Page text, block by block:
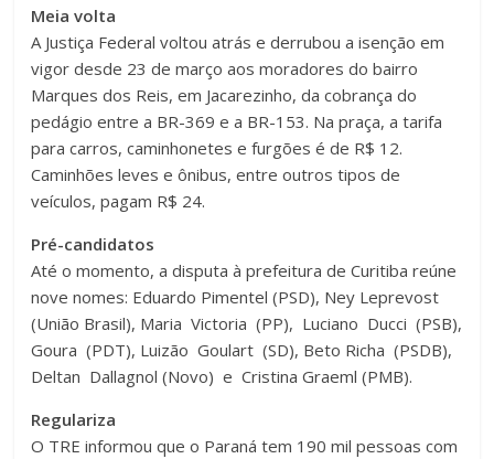
Meia volta
A Justiça Federal voltou atrás e derrubou a isenção em
vigor desde 23 de março aos moradores do bairro
Marques dos Reis, em Jacarezinho, da cobrança do
pedágio entre a BR-369 e a BR-153. Na praça, a tarifa
para carros, caminhonetes e furgões é de R$ 12.
Caminhões leves e ônibus, entre outros tipos de
veículos, pagam R$ 24.
Pré-candidatos
Até o momento, a disputa à prefeitura de Curitiba reúne
nove nomes: Eduardo Pimentel (PSD), Ney Leprevost
(União Brasil), Maria Victoria (PP), Luciano Ducci (PSB),
Goura (PDT), Luizão Goulart (SD), Beto Richa (PSDB),
Deltan Dallagnol (Novo) e Cristina Graeml (PMB).
Regulariza
O TRE informou que o Paraná tem 190 mil pessoas com